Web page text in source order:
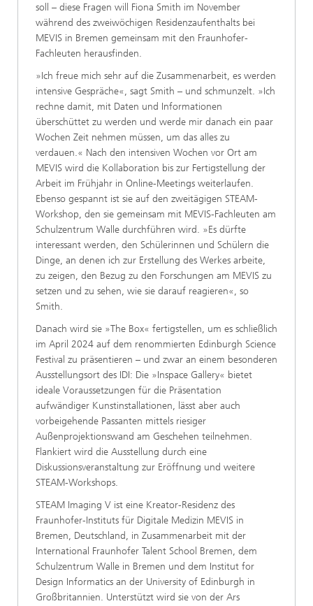
soll – diese Fragen will Fiona Smith im November
während des zweiwöchigen Residenzaufenthalts bei
MEVIS in Bremen gemeinsam mit den Fraunhofer-
Fachleuten herausfinden.
»Ich freue mich sehr auf die Zusammenarbeit, es werden
intensive Gespräche«, sagt Smith – und schmunzelt. »Ich
rechne damit, mit Daten und Informationen
überschüttet zu werden und werde mir danach ein paar
Wochen Zeit nehmen müssen, um das alles zu
verdauen.« Nach den intensiven Wochen vor Ort am
MEVIS wird die Kollaboration bis zur Fertigstellung der
Arbeit im Frühjahr in Online-Meetings weiterlaufen.
Ebenso gespannt ist sie auf den zweitägigen STEAM-
Workshop, den sie gemeinsam mit MEVIS-Fachleuten am
Schulzentrum Walle durchführen wird. »Es dürfte
interessant werden, den Schülerinnen und Schülern die
Dinge, an denen ich zur Erstellung des Werkes arbeite,
zu zeigen, den Bezug zu den Forschungen am MEVIS zu
setzen und zu sehen, wie sie darauf reagieren«, so
Smith.
Danach wird sie »The Box« fertigstellen, um es schließlich
im April 2024 auf dem renommierten Edinburgh Science
Festival zu präsentieren – und zwar an einem besonderen
Ausstellungsort des IDI: Die »Inspace Gallery« bietet
ideale Voraussetzungen für die Präsentation
aufwändiger Kunstinstallationen, lässt aber auch
vorbeigehende Passanten mittels riesiger
Außenprojektionswand am Geschehen teilnehmen.
Flankiert wird die Ausstellung durch eine
Diskussionsveranstaltung zur Eröffnung und weitere
STEAM-Workshops.
STEAM Imaging V ist eine Kreator-Residenz des
Fraunhofer-Instituts für Digitale Medizin MEVIS in
Bremen, Deutschland, in Zusammenarbeit mit der
International Fraunhofer Talent School Bremen, dem
Schulzentrum Walle in Bremen und dem Institut for
Design Informatics an der University of Edinburgh in
Großbritannien. Unterstützt wird sie von der Ars